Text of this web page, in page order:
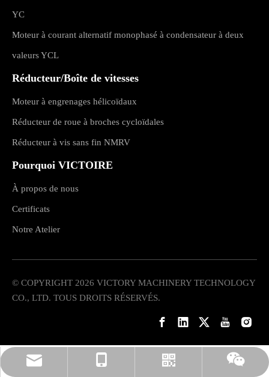
rylee@vmttech.com
YC
Moteur à courant alternatif monophasé à condensateur à deux
valeurs YCL
Réducteur/Boîte de vitesses
Moteur à engrenages hélicoïdaux
Réducteur de roue à broches cycloïdales
Réducteur à vis sans fin NMRV
Pourquoi VICTOIRE
À propos de nous
Certificats
Notre Atelier
© COPYRIGHT 2026 VICTORY MACHINERY TECHNOLOGY
CO., LTD. TOUS DROITS RÉSERVÉS.